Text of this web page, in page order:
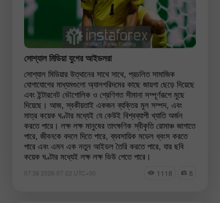
সোশ্যাল মিডিয়া যুগের আইডলরা
সোশ্যাল মিডিয়ার উত্থানের সাথে সাথে, প্রচলিত সামাজিক
যোগাযোগের মাধ্যমগুলো অ্যালগরিদমের কাছে জায়গা ছেড়ে দিয়েছে
এবং ইন্টারনেট ভৌগোলিক ও শ্রেণিগত সীমানা সম্পূর্ণরূপে মুছে
দিয়েছে। আজ, স্বকীয়তাই একজন ব্যক্তির মূল সম্পদ, এবং
মাত্র কয়েক ঘণ্টার মধ্যেই যে কেউই বিশ্বব্যাপী খ্যাতি অর্জন
করতে পারে। লক্ষ লক্ষ মানুষের তাৎক্ষণিক স্বীকৃতি রোমাঞ্চ জাগাতে
পারে, জীবনকে বদলে দিতে পারে, ব্যবসায়িক মডেল ধ্বংস করতে
পারে এবং এমন এক নতুন আইডল তৈরি করতে পারে, যার ছবি
কয়েক ঘণ্টার মধ্যেই লক্ষ লক্ষ ভিউ পেতে পারে।
07:38 2026-07-22 UTC+00 1118 8